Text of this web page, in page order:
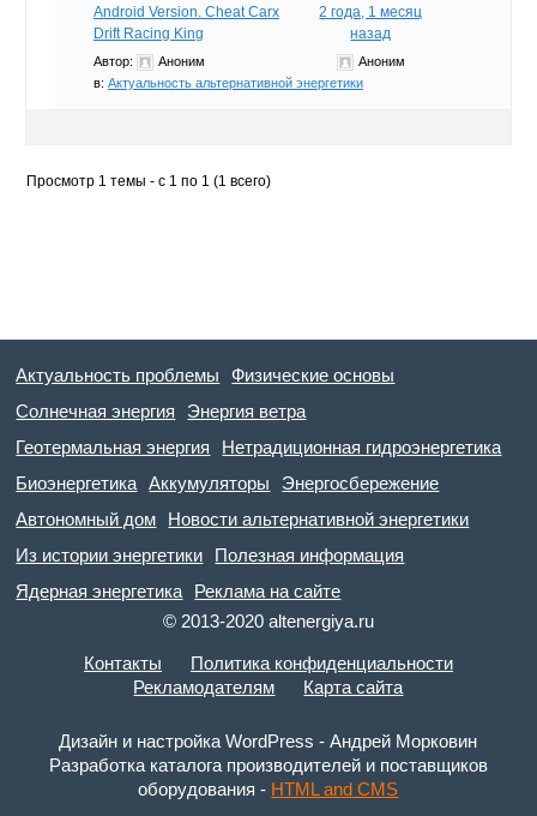
Android Version. Cheat Carx
Drift Racing King
Автор:
Аноним
в: Актуальность альтернативной энергетики
2 года, 1 месяц
назад
Аноним
Просмотр 1 темы - с 1 по 1 (1 всего)
Актуальность проблемы
Физические основы
Солнечная энергия
Энергия ветра
Геотермальная энергия
Нетрадиционная гидроэнергетика
Биоэнергетика
Аккумуляторы
Энергосбережение
Автономный дом
Новости альтернативной энергетики
Из истории энергетики
Полезная информация
Ядерная энергетика
Реклама на сайте
© 2013-2020 altenergiya.ru
Контакты
Политика конфиденциальности
Рекламодателям
Карта сайта
Дизайн и настройка WordPress - Андрей Морковин
Разработка каталога производителей и поставщиков
оборудования - HTML and CMS